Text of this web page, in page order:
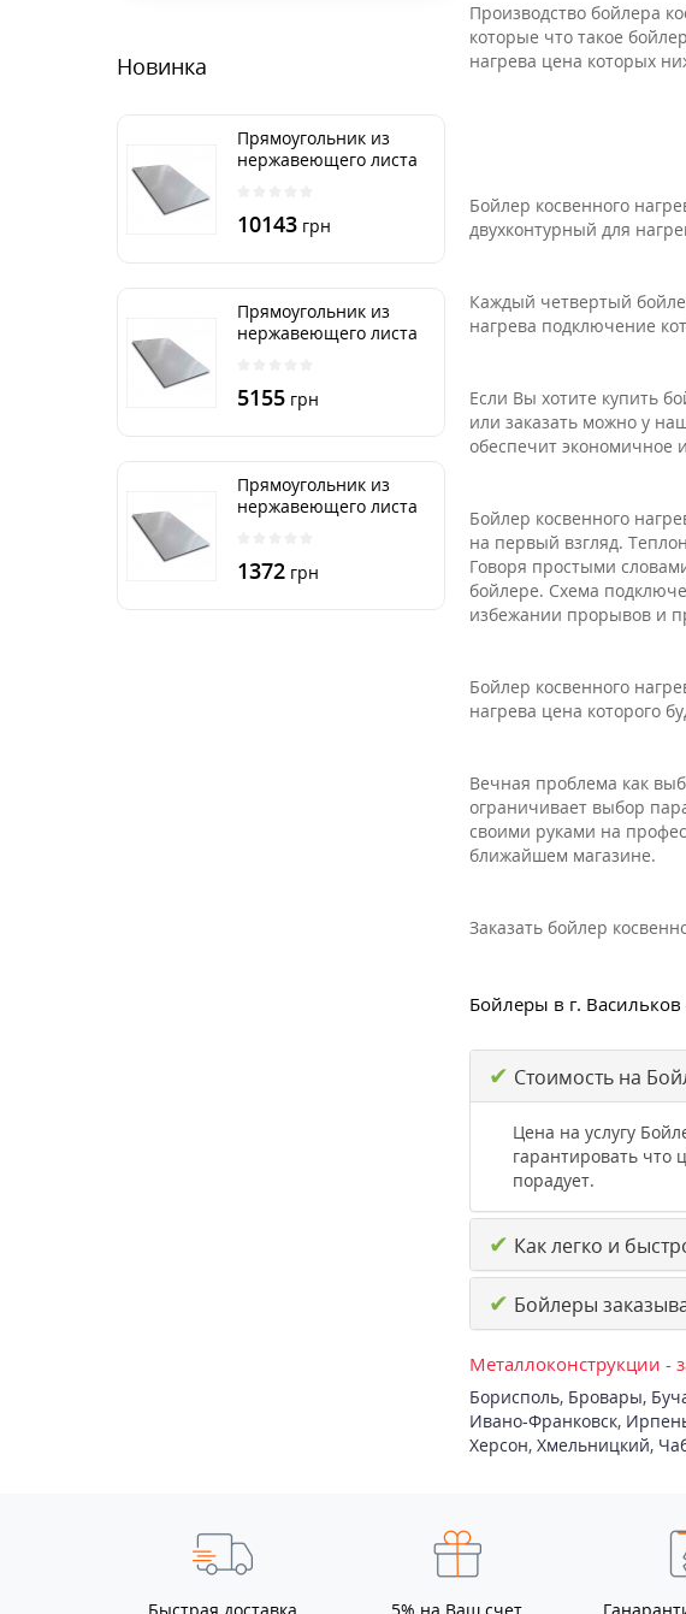
Новинка
Прямоугольник из
нержавеющего листа
10143 грн
Прямоугольник из
нержавеющего листа
5155 грн
Прямоугольник из
нержавеющего листа
1372 грн
Производство бойлера
которые что такое
нагрева цена которых
Бойлер косвенного
двухконтурный для
Каждый четвертый
нагрева подключение
Если Вы хотите купить
или заказать можно у
обеспечит экономичное
Бойлер косвенного
на первый взгляд.
Говоря простыми
бойлере. Схема
избежании прорывов и
Бойлер косвенного
нагрева цена которого
Вечная проблема как
ограничивает выбор
своими руками на
ближайшем магазине.
Заказать бойлер
Бойлеры в г. Васильков
✔ Стоимость на
Цена на услугу
гарантировать что
порадует.
✔ Как легко и
✔ Бойлеры
Металлоконструкции -
Борисполь, Бровары,
Ивано-Франковск,
Херсон, Хмельницкий,